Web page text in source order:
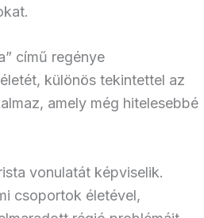
című regénye
különös tekintettel az
amely még hitelesebbé
vonulatát képviselik.
csoportok életével,